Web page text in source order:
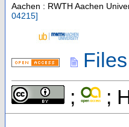
Aachen : RWTH Aachen
04215]
Files
;
;